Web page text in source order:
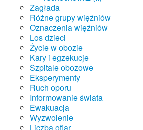
Zagłada
Różne grupy więźniów
Oznaczenia więźniów
Los dzieci
Życie w obozie
Kary i egzekucje
Szpitale obozowe
Eksperymenty
Ruch oporu
Informowanie świata
Ewakuacja
Wyzwolenie